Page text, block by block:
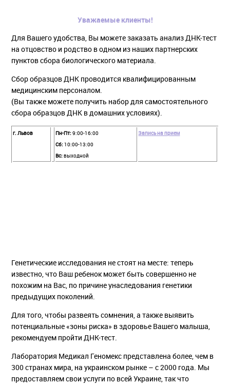
Уважаемые клиенты!
Для Вашего удобства, Вы можете заказать анализ ДНК-тест
на отцовство и родство в одном из наших партнерских
пунктов сбора биологического материала.
Сбор образцов ДНК проводится квалифицированным
медицинским персоналом.
(Вы также можете получить набор для самостоятельного
сбора образцов ДНК в домашних условиях).
г. Львов Пн-Пт:9:00-16:00
Сб:10:00-13:00
Вс:выходной
Запись на прием
Генетические исследования не стоят на месте: теперь
известно, что Ваш ребенок может быть совершенно не
похожим на Вас, по причине унаследования генетики
предыдущих поколений.
Для того, чтобы развеять сомнения, а также выявить
потенциальные «зоны риска» в здоровье Вашего малыша,
рекомендуем пройти ДНК-тест.
Лаборатория Медикал Геномекс представлена более, чем в
300 странах мира, на украинском рынке – с 2000 года. Мы
предоставляем свои услуги по всей Украине, так что